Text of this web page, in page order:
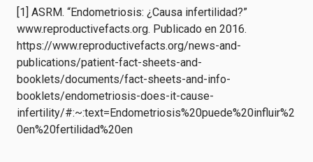
[1] ASRM. “Endometriosis: ¿Causa infertilidad?”
www.reproductivefacts.org. Publicado en 2016.
https://www.reproductivefacts.org/news-and-
publications/patient-fact-sheets-and-
booklets/documents/fact-sheets-and-info-
booklets/endometriosis-does-it-cause-
infertility/#:~:text=Endometriosis%20puede%20influir%2
0en%20fertilidad%20en